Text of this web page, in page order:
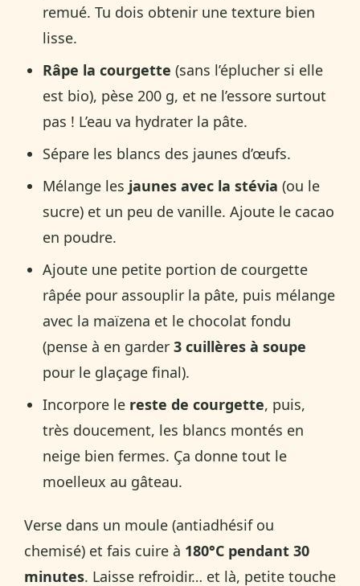
remué. Tu dois obtenir une texture bien
lisse.
Râpe la courgette (sans l’éplucher si elle
est bio), pèse 200 g, et ne l’essore surtout
pas ! L’eau va hydrater la pâte.
Sépare les blancs des jaunes d’œufs.
Mélange les jaunes avec la stévia (ou le
sucre) et un peu de vanille. Ajoute le cacao
en poudre.
Ajoute une petite portion de courgette
râpée pour assouplir la pâte, puis mélange
avec la maïzena et le chocolat fondu
(pense à en garder3 cuillères à soupe
pour le glaçage final).
Incorpore le reste de courgette, puis,
très doucement, les blancs montés en
neige bien fermes. Ça donne tout le
moelleux au gâteau.
Verse dans un moule (antiadhésif ou
chemisé) et fais cuire à 180°C pendant 30
minutes. Laisse refroidir… et là, petite touche